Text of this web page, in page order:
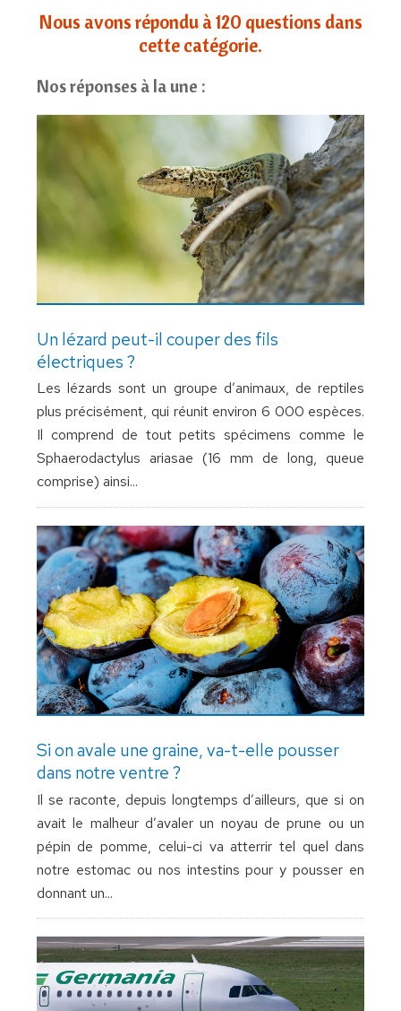
Nous avons répondu à 120 questions dans
cette catégorie.
Nos réponses à la une :
Un lézard peut-il couper des fils
électriques ?
Les lézards sont un groupe d’animaux, de reptiles
plus précisément, qui réunit environ 6 000 espèces.
Il comprend de tout petits spécimens comme le
Sphaerodactylus ariasae (16 mm de long, queue
comprise) ainsi...
Si on avale une graine, va-t-elle pousser
dans notre ventre ?
Il se raconte, depuis longtemps d’ailleurs, que si on
avait le malheur d’avaler un noyau de prune ou un
pépin de pomme, celui-ci va atterrir tel quel dans
notre estomac ou nos intestins pour y pousser en
donnant un...